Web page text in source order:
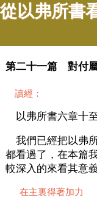
從以弗所書
第二十一篇 對付屬
讀經：
以弗所書六章十
我們已經把以弗
都看過了，在本篇
較深入的來看其意義
在主裏得著加力